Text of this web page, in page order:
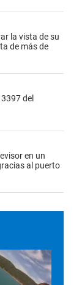
la vista de su
de más de
del
en un
al puerto